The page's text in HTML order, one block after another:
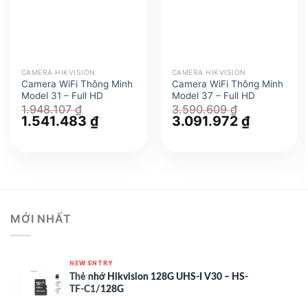
CAMERA HIKVISION
Camera WiFi Thông Minh
Model 31 – Full HD
1.948.107₫
Giá
gốc
1.541.483 ₫Giá
hiện
CAMERA HIKVISION
Camera WiFi Thông Minh
Model 37 – Full HD
3.590.609₫
Giá
gốc
3.091.972 ₫Giá
hiện
MỚI NHẤT
NEW ENTRY
Thẻ nhớ Hikvision 128G UHS-I V30 – HS-
TF-C1/128G